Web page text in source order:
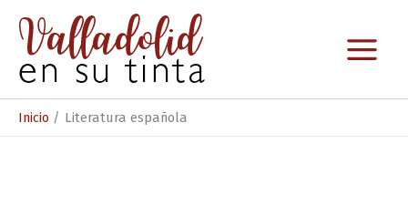
contenido
Inicio Literatura española